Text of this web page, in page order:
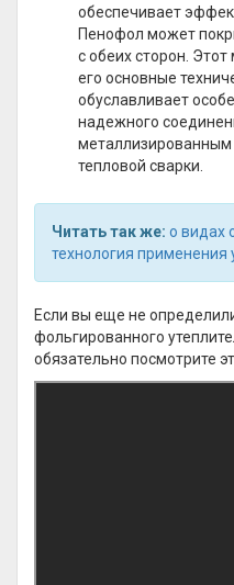
обеспечивает
Пенофол может
с обеих сторон.
его основные
обуславливает
надежного
металлизированным
тепловой сварки.
Читать так же: о видах
технология применения
Если вы еще не
фольгированного
обязательно посмотрите